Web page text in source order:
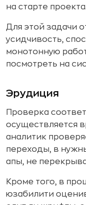
на старте проекта.
Для этой задачи
усидчивость,
монотонную
посмотреть на
Эрудиция
Проверка
осуществляется
аналитик
переходы, в
апы, не
Кроме того, в
юзабилити